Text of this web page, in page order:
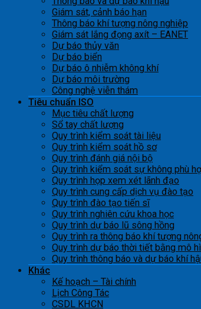
Giám sát, cảnh báo hạn
Thông báo khí tượng nông nghiệp
Giám sát lắng đọng axít – EANET
Dự báo thủy văn
Dự báo biển
Dự báo ô nhiễm không khí
Dự báo môi trường
Công nghệ viễn thám
Tiêu chuẩn ISO
Mục tiêu chất lượng
Sổ tay chất lượng
Quy trình kiểm soát tài liệu
Quy trình kiểm soát hồ sơ
Quy trình đánh giá nội bộ
Quy trình kiểm soát sự không phù
Quy trình họp xem xét lãnh đạo
Quy trình cung cấp dịch vụ đào tạo
Quy trình đào tạo tiến sĩ
Quy trình nghiên cứu khoa học
Quy trình dự báo lũ sông hồng
Quy trình ra thông báo khí tượng
Quy trình dự báo thời tiết bằng mô
Quy trình thông báo và dự báo khí
Khác
Kế hoạch – Tài chính
Lịch Công Tác
CSDL KHCN